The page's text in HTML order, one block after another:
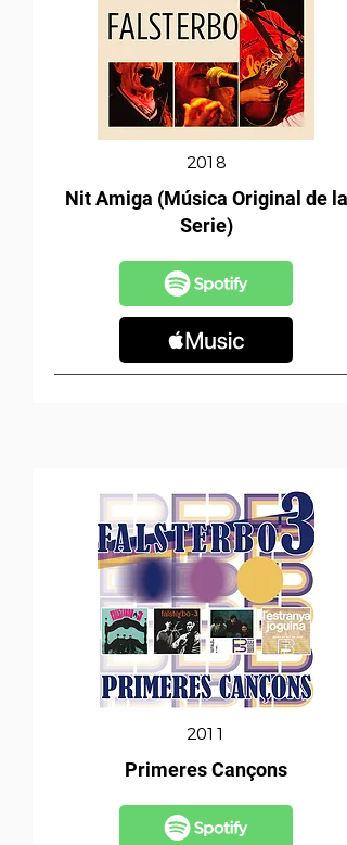
2018
Nit Amiga (Música Original de la
Serie)
2011
Primeres Cançons